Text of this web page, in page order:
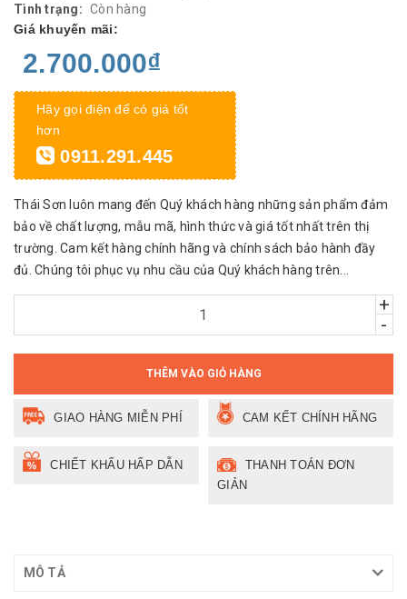
Tình trạng: Còn hàng
Giá khuyến mãi:
2.700.000₫
Hãy gọi điện để có giá tốt
hơn
0911.291.445
Thái Sơn luôn mang đến Quý khách hàng những sản phẩm đảm
bảo về chất lượng, mẫu mã, hình thức và giá tốt nhất trên thị
trường. Cam kết hàng chính hãng và chính sách bảo hành đầy
đủ. Chúng tôi phục vụ nhu cầu của Quý khách hàng trên...
+
-
THÊM VÀO GIỎ HÀNG
GIAO HÀNG MIỄN PHÍ CAM KẾT CHÍNH HÃNG
CHIẾT KHẤU HẤP DẪN
THANH TOÁN ĐƠN
GIẢN
MÔ TẢ